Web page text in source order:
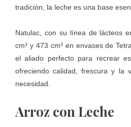
tradición, la leche es una base
Natulac , con su línea de lácteos
cm³ y 473 cm³ en envases de
el aliado perfecto para recrear
ofreciendo calidad, frescura y la
necesidad.
Arroz con Leche